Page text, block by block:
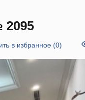
в избранное (0)